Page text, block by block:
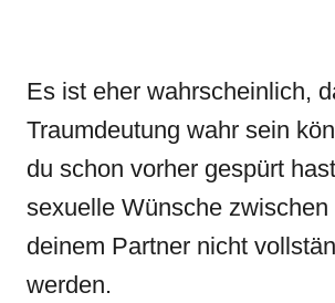
Es ist eher wahrscheinlich,
Traumdeutung wahr sein
du schon vorher gespürt
sexuelle Wünsche zwischen
deinem Partner nicht
werden.